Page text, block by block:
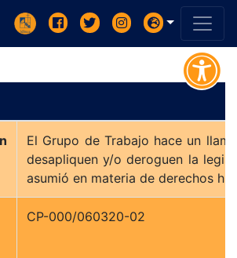
El Grupo de Trabajo hace un
desapliquen y/o deroguen la
asumió en materia de derechos
CP-000/060320-02